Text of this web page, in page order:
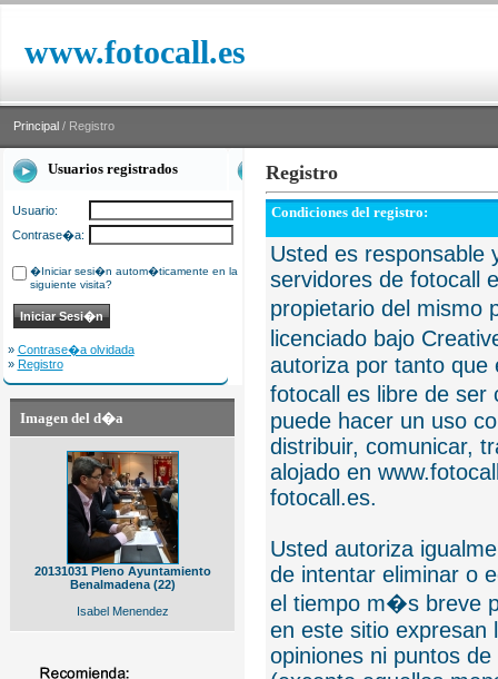
www.fotocall.es
Principal / Registro
Usuarios registrados
Usuario:
Contrase�a:
�Iniciar sesi�n autom�ticamente en la
siguiente visita?
» Contrase�a olvidada
» Registro
Imagen del d�a
20131031 Pleno Ayuntamiento
Benalmadena (22)
Isabel Menendez
Registro
Condiciones del registro:
Usted es responsable
servidores de fotocall
propietario del mismo
licenciado bajo
autoriza por tanto que
fotocall es libre de
puede hacer un uso
distribuir, comunicar,
alojado en
fotocall.es.
Usted autoriza
de intentar eliminar o
el tiempo m�s breve
en este sitio expresan
opiniones ni puntos